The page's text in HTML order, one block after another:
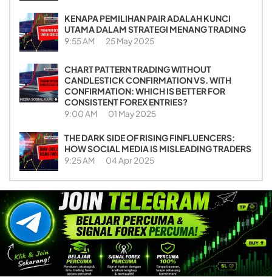
KENAPA PEMILIHAN PAIR ADALAH KUNCI
UTAMA DALAM STRATEGI MENANG TRADING
9:55 AM 25 May 2025
CHART PATTERN TRADING WITHOUT
CANDLESTICK CONFIRMATION VS. WITH
CONFIRMATION: WHICH IS BETTER FOR
CONSISTENT FOREX ENTRIES?
9:00 AM 01 May 2025
THE DARK SIDE OF RISING FINFLUENCERS:
HOW SOCIAL MEDIA IS MISLEADING TRADERS
9:25 AM 04 Apr 2025